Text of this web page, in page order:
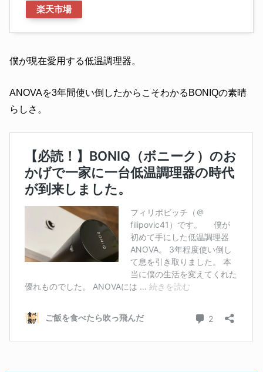
楽天市場
僕が現在愛用する低温調理器。
ANOVAを3年間使い倒したからこそわかるBONIQの素晴
らしさ。